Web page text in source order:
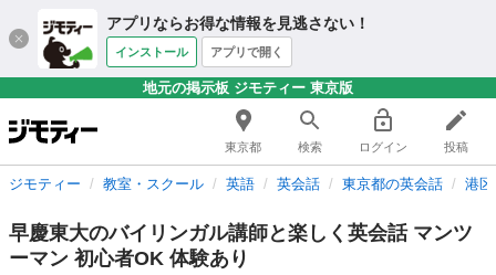
アプリならお得な情報を見逃さない！
インストール アプリで開く
地元の掲示板 ジモティー 東京版
東京都 検索 ログイン 投稿
ジモティー 教室・スクール 英語 英会話 東京都の英会話 港
早慶東大のバイリンガル講師と楽しく英会話 マンツ
ーマン 初心者OK 体験あり